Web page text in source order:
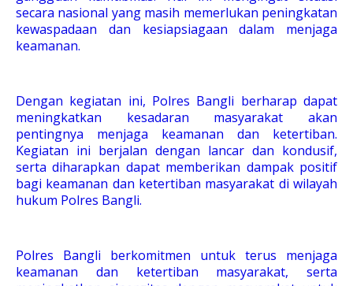
secara nasional yang masih memerlukan peningkatan
kewaspadaan dan kesiapsiagaan dalam menjaga
keamanan.
Dengan kegiatan ini, Polres Bangli berharap dapat
meningkatkan kesadaran masyarakat akan
pentingnya menjaga keamanan dan ketertiban.
Kegiatan ini berjalan dengan lancar dan kondusif,
serta diharapkan dapat memberikan dampak positif
bagi keamanan dan ketertiban masyarakat di wilayah
hukum Polres Bangli.
Polres Bangli berkomitmen untuk terus menjaga
keamanan dan ketertiban masyarakat, serta